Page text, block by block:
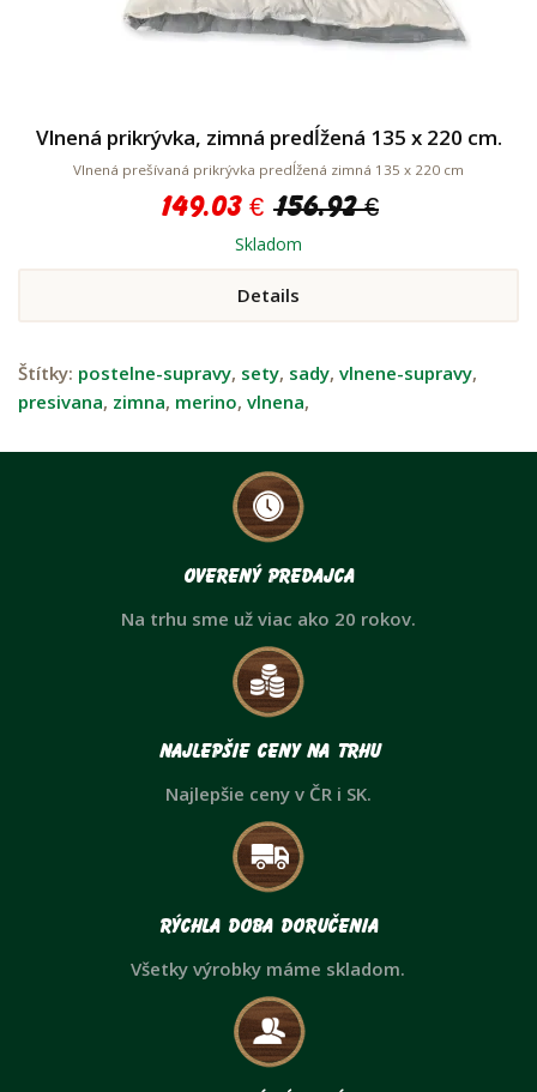
Vlnená prikrývka, zimná predĺžená 135 x 220 cm.
Vlnená prešívaná prikrývka predĺžená zimná 135 x 220 cm
149.03 € 156.92 €
Skladom
Details
Štítky: postelne-supravy, sety, sady, vlnene-supravy,
presivana, zimna, merino, vlnena,
Overený predajca
Na trhu sme už viac ako 20 rokov.
Najlepšie ceny na trhu
Najlepšie ceny v ČR i SK.
Rýchla doba doručenia
Všetky výrobky máme skladom.